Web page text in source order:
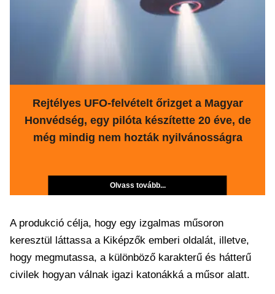
Rejtélyes UFO-felvételt őrizget a Magyar
Honvédség, egy pilóta készítette 20 éve, de
még mindig nem hozták nyilvánosságra
Olvass tovább...
A produkció célja, hogy egy izgalmas műsoron
keresztül láttassa a Kiképzők emberi oldalát, illetve,
hogy megmutassa, a különböző karakterű és hátterű
civilek hogyan válnak igazi katonákká a műsor alatt.